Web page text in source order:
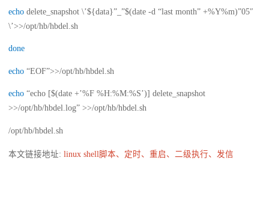
echodelete_snapshot \’${data}”_”$(date -d “last month” +%Y%m)”05″
\’>>/opt/hb/hbdel.sh
done
echo“EOF”>>/opt/hb/hbdel.sh
echo“echo [$(date +’%F %H:%M:%S’)] delete_snapshot
>>/opt/hb/hbdel.log” >>/opt/hb/hbdel.sh
/opt/hb/hbdel.sh
本文链接地址: linux shell脚本、定时、重启、二级执行、发信